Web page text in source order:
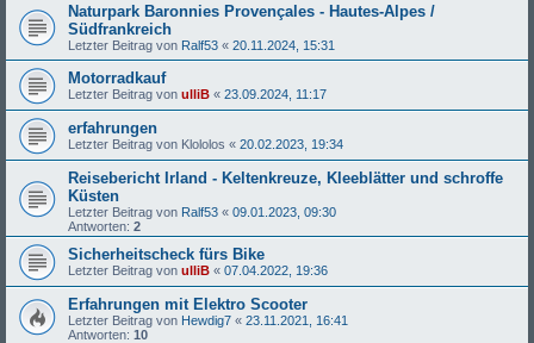
Naturpark Baronnies Provençales - Hautes-Alpes /
Südfrankreich
Letzter Beitrag von Ralf53 « 20.11.2024, 15:31
Motorradkauf
Letzter Beitrag von ulliB « 23.09.2024, 11:17
erfahrungen
Letzter Beitrag von Klololos « 20.02.2023, 19:34
Reisebericht Irland - Keltenkreuze, Kleeblätter und schroffe
Küsten
Letzter Beitrag von Ralf53 « 09.01.2023, 09:30
Antworten: 2
Sicherheitscheck fürs Bike
Letzter Beitrag von ulliB « 07.04.2022, 19:36
Erfahrungen mit Elektro Scooter
Letzter Beitrag von Hewdig7 « 23.11.2021, 16:41
Antworten: 10